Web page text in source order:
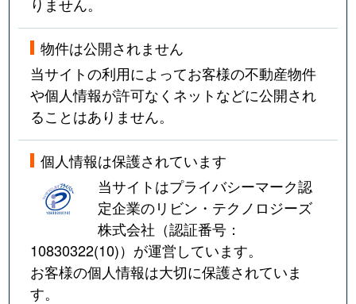
物件は公開されません
当サイトの利用によってお客様の不動産物件
や個人情報が許可なくネットなどに公開され
ることはありません。
個人情報は保護されています
当サイトはプライバシーマーク認
定企業のリビン・テクノロジーズ
株式会社（認証番号：
10830322(10)）が運営しています。
お客様の個人情報は大切に保護されていま
す。